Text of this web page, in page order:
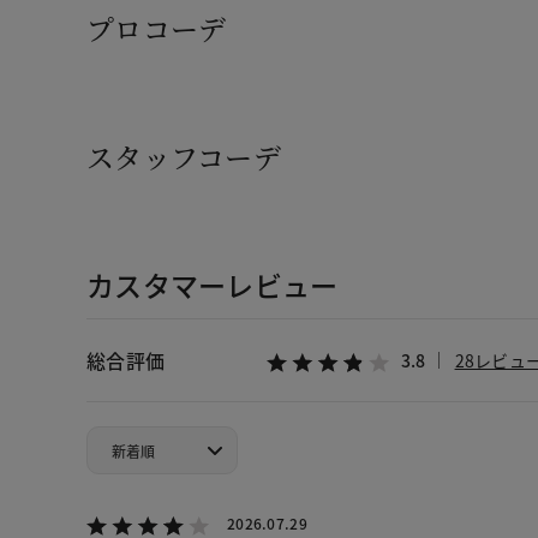
プロコーデ
スタッフコーデ
カスタマーレビュー
総合評価 3.8 28レビュ
2026.07.29